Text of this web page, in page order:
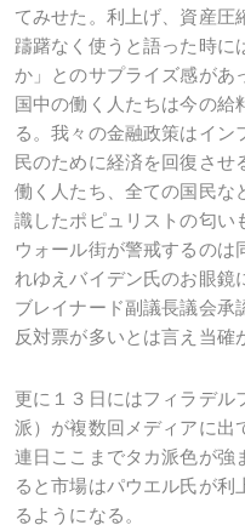
てみせた。利上げ、資産圧
躊躇なく使うと語った時に
か」とのサプライズ感があ
国中の働く人たちは今の給
る。我々の金融政策はイン
民のために経済を回復させ
働く人たち、全ての国民な
識したポピュリストの匂い
ウォール街が警戒するのは
れゆえバイデン氏のお眼鏡
ブレイナード副議長議会承
反対票が多いとは言え当確
更に１３日にはフィラデル
派）が複数回メディアに出
連日ここまでタカ派色が強
ると市場はパウエル氏が利
るようになる。